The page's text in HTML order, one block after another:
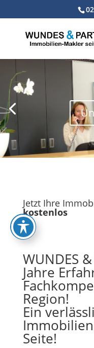
Jetzt Ihre
kostenlos
WUNDES
Jahre
Region!
Ein
Seite!